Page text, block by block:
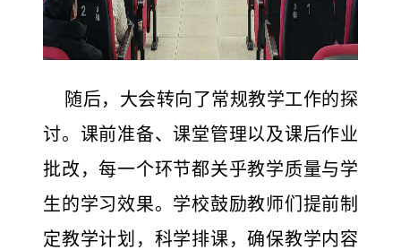
随后，大会转向了常规教学工作的探
讨。课前准备、课堂管理以及课后作业
批改，每一个环节都关乎教学质量与学
生的学习效果。学校鼓励教师们提前制
定教学计划，科学排课，确保教学内容